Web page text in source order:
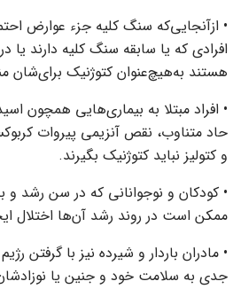
• ازآنجایی‌که سنگ کلیه جزء عوارض
افرادی که یا سابقه سنگ کلیه دارند یا
هستند به‌هیچ‌عنوان کتوژنیک
• افراد مبتلا به بیماری‌هایی همچون
حاد متناوب، نقص آنزیمی پیروات
و کتولیز نباید کتوژنیک بگیرند.
• کودکان و نوجوانانی که در سن رشد و
ممکن است در روند رشد آن‌ها اختلال
• مادران باردار و شیرده نیز با گرفتن
جدی به سلامت خود و جنین یا